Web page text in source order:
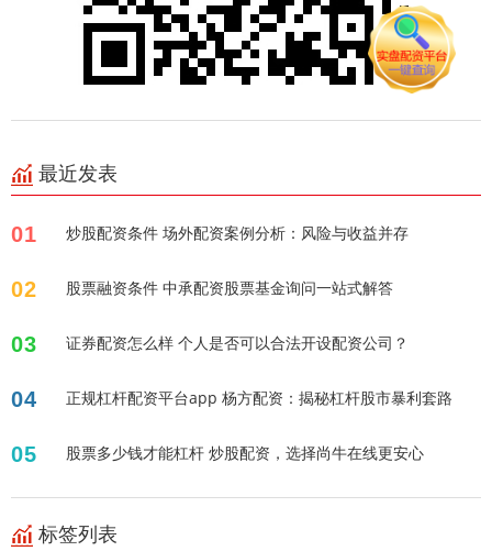
最近发表
01 炒股配资条件 场外配资案例分析：风险与收益并存
02 股票融资条件 中承配资股票基金询问一站式解答
03 证券配资怎么样 个人是否可以合法开设配资公司？
04 正规杠杆配资平台app 杨方配资：揭秘杠杆股市暴利套路
05 股票多少钱才能杠杆 炒股配资，选择尚牛在线更安心
标签列表